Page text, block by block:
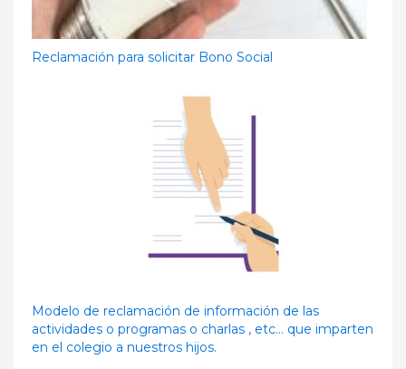
Reclamación para solicitar Bono Social
Modelo de reclamación de información de las
actividades o programas o charlas , etc… que imparten
en el colegio a nuestros hijos.